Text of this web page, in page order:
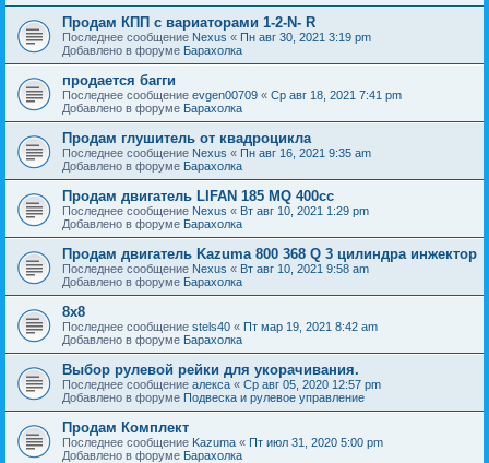
Продам КПП с вариаторами 1-2-N- R
Последнее сообщение Nexus « Пн авг 30, 2021 3:19 pm
Добавлено в форуме Барахолка
продается багги
Последнее сообщение evgen00709 « Ср авг 18, 2021 7:41 pm
Добавлено в форуме Барахолка
Продам глушитель от квадроцикла
Последнее сообщение Nexus « Пн авг 16, 2021 9:35 am
Добавлено в форуме Барахолка
Продам двигатель LIFAN 185 MQ 400cc
Последнее сообщение Nexus « Вт авг 10, 2021 1:29 pm
Добавлено в форуме Барахолка
Продам двигатель Kazuma 800 368 Q 3 цилиндра инжектор
Последнее сообщение Nexus « Вт авг 10, 2021 9:58 am
Добавлено в форуме Барахолка
8х8
Последнее сообщение stels40 « Пт мар 19, 2021 8:42 am
Добавлено в форуме Барахолка
Выбор рулевой рейки для укорачивания.
Последнее сообщение алекса « Ср авг 05, 2020 12:57 pm
Добавлено в форуме Подвеска и рулевое управление
Продам Комплект
Последнее сообщение Kazuma « Пт июл 31, 2020 5:00 pm
Добавлено в форуме Барахолка